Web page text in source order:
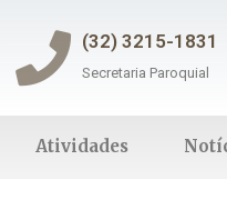
(32) 3215-1831
Secretaria Paroquial
Atividades